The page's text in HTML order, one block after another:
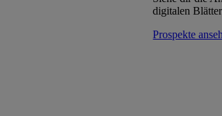
digitalen
Prospekte